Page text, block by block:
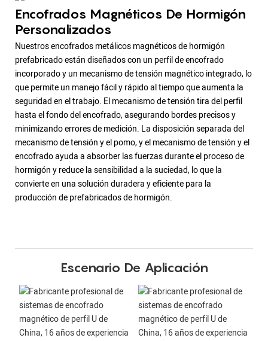
Encofrados Magnéticos De Hormigón
Personalizados
Nuestros encofrados metálicos magnéticos de hormigón
prefabricado están diseñados con un perfil de encofrado
incorporado y un mecanismo de tensión magnético integrado, lo
que permite un manejo fácil y rápido al tiempo que aumenta la
seguridad en el trabajo. El mecanismo de tensión tira del perfil
hasta el fondo del encofrado, asegurando bordes precisos y
minimizando errores de medición. La disposición separada del
mecanismo de tensión y el pomo, y el mecanismo de tensión y el
encofrado ayuda a absorber las fuerzas durante el proceso de
hormigón y reduce la sensibilidad a la suciedad, lo que la
convierte en una solución duradera y eficiente para la
producción de prefabricados de hormigón.
Escenario De Aplicación